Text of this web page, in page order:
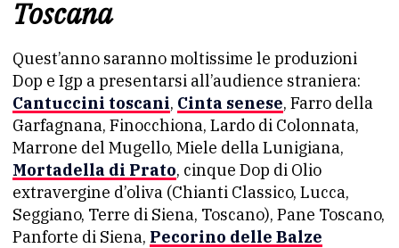
Toscana
Quest’anno saranno moltissime le produzioni
Dop e Igp a presentarsi all’audience straniera:
Cantuccini toscani, Cinta senese, Farro della
Garfagnana, Finocchiona, Lardo di Colonnata,
Marrone del Mugello, Miele della Lunigiana,
Mortadella di Prato, cinque Dop di Olio
extravergine d’oliva (Chianti Classico, Lucca,
Seggiano, Terre di Siena, Toscano), Pane Toscano,
Panforte di Siena, Pecorino delle Balze